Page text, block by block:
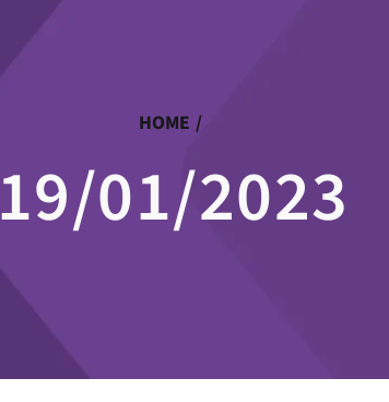
HOME /
19/01/2023